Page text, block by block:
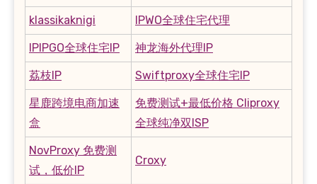
klassikaknigi IPWO全球住宅代理
IPIPGO全球住宅IP 神龙海外代理IP
荔枝IP Swiftproxy全球住宅IP
星鹿跨境电商加速
盒
免费测试+最低价格 Cliproxy
全球纯净双ISP
NovProxy 免费测
试，低价IP
Croxy